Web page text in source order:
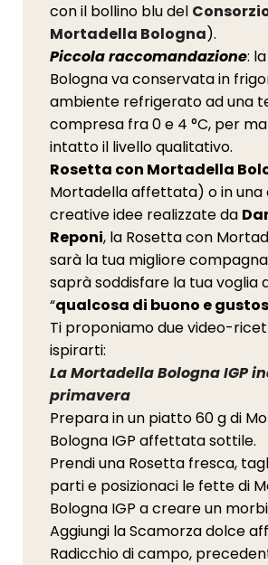
con il bollino blu del
Mortadella Bologna).
Piccola raccomandazione:
Bologna va conservata in
ambiente refrigerato ad una
compresa fra 0 e 4 °C, per
intatto il livello qualitativo.
Rosetta con Mortadella
Mortadella affettata) o in una
creative idee realizzate da
Reponi, la Rosetta con
sarà la tua migliore
saprà soddisfare la tua voglia
“qualcosa di buono e
Ti proponiamo due video-
ispirarti:
La Mortadella Bologna IGP
primavera
Prepara in un piatto 60 g di
Bologna IGP affettata sottile.
Prendi una Rosetta fresca,
parti e posizionaci le fette di
Bologna IGP a creare un
Aggiungi la Scamorza dolce
Radicchio di campo,